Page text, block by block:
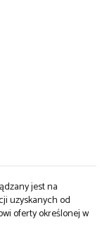
jest na
uzyskanych od
oferty określonej w